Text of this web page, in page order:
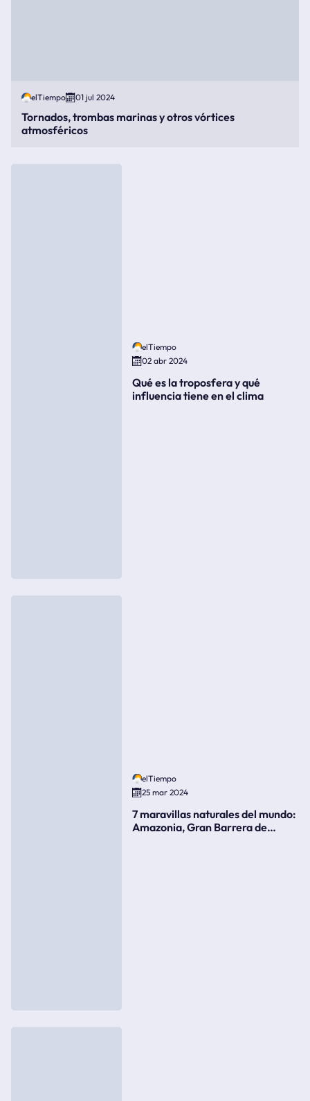
elTiempo 01 jul 2024
Tornados, trombas marinas y otros vórtices
atmosféricos
elTiempo
02 abr 2024
Qué es la troposfera y qué
influencia tiene en el clima
elTiempo
25 mar 2024
7 maravillas naturales del mundo:
Amazonia, Gran Barrera de